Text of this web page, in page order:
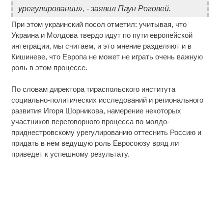
урегулировании», - заявил Паун Роговей.
При этом украинский посол отметил: учитывая, что
Украина и Молдова твердо идут по пути европейской
интеграции, мы считаем, и это мнение разделяют и в
Кишиневе, что Европа не может не играть очень важную
роль в этом процессе.
По словам директора тираспольского института
социально-политических исследований и регионального
развития Игоря Шорникова, намерение некоторых
участников переговорного процесса по молдо-
приднестровскому урегулированию оттеснить Россию и
придать в нем ведущую роль Евросоюзу вряд ли
приведет к успешному результату.